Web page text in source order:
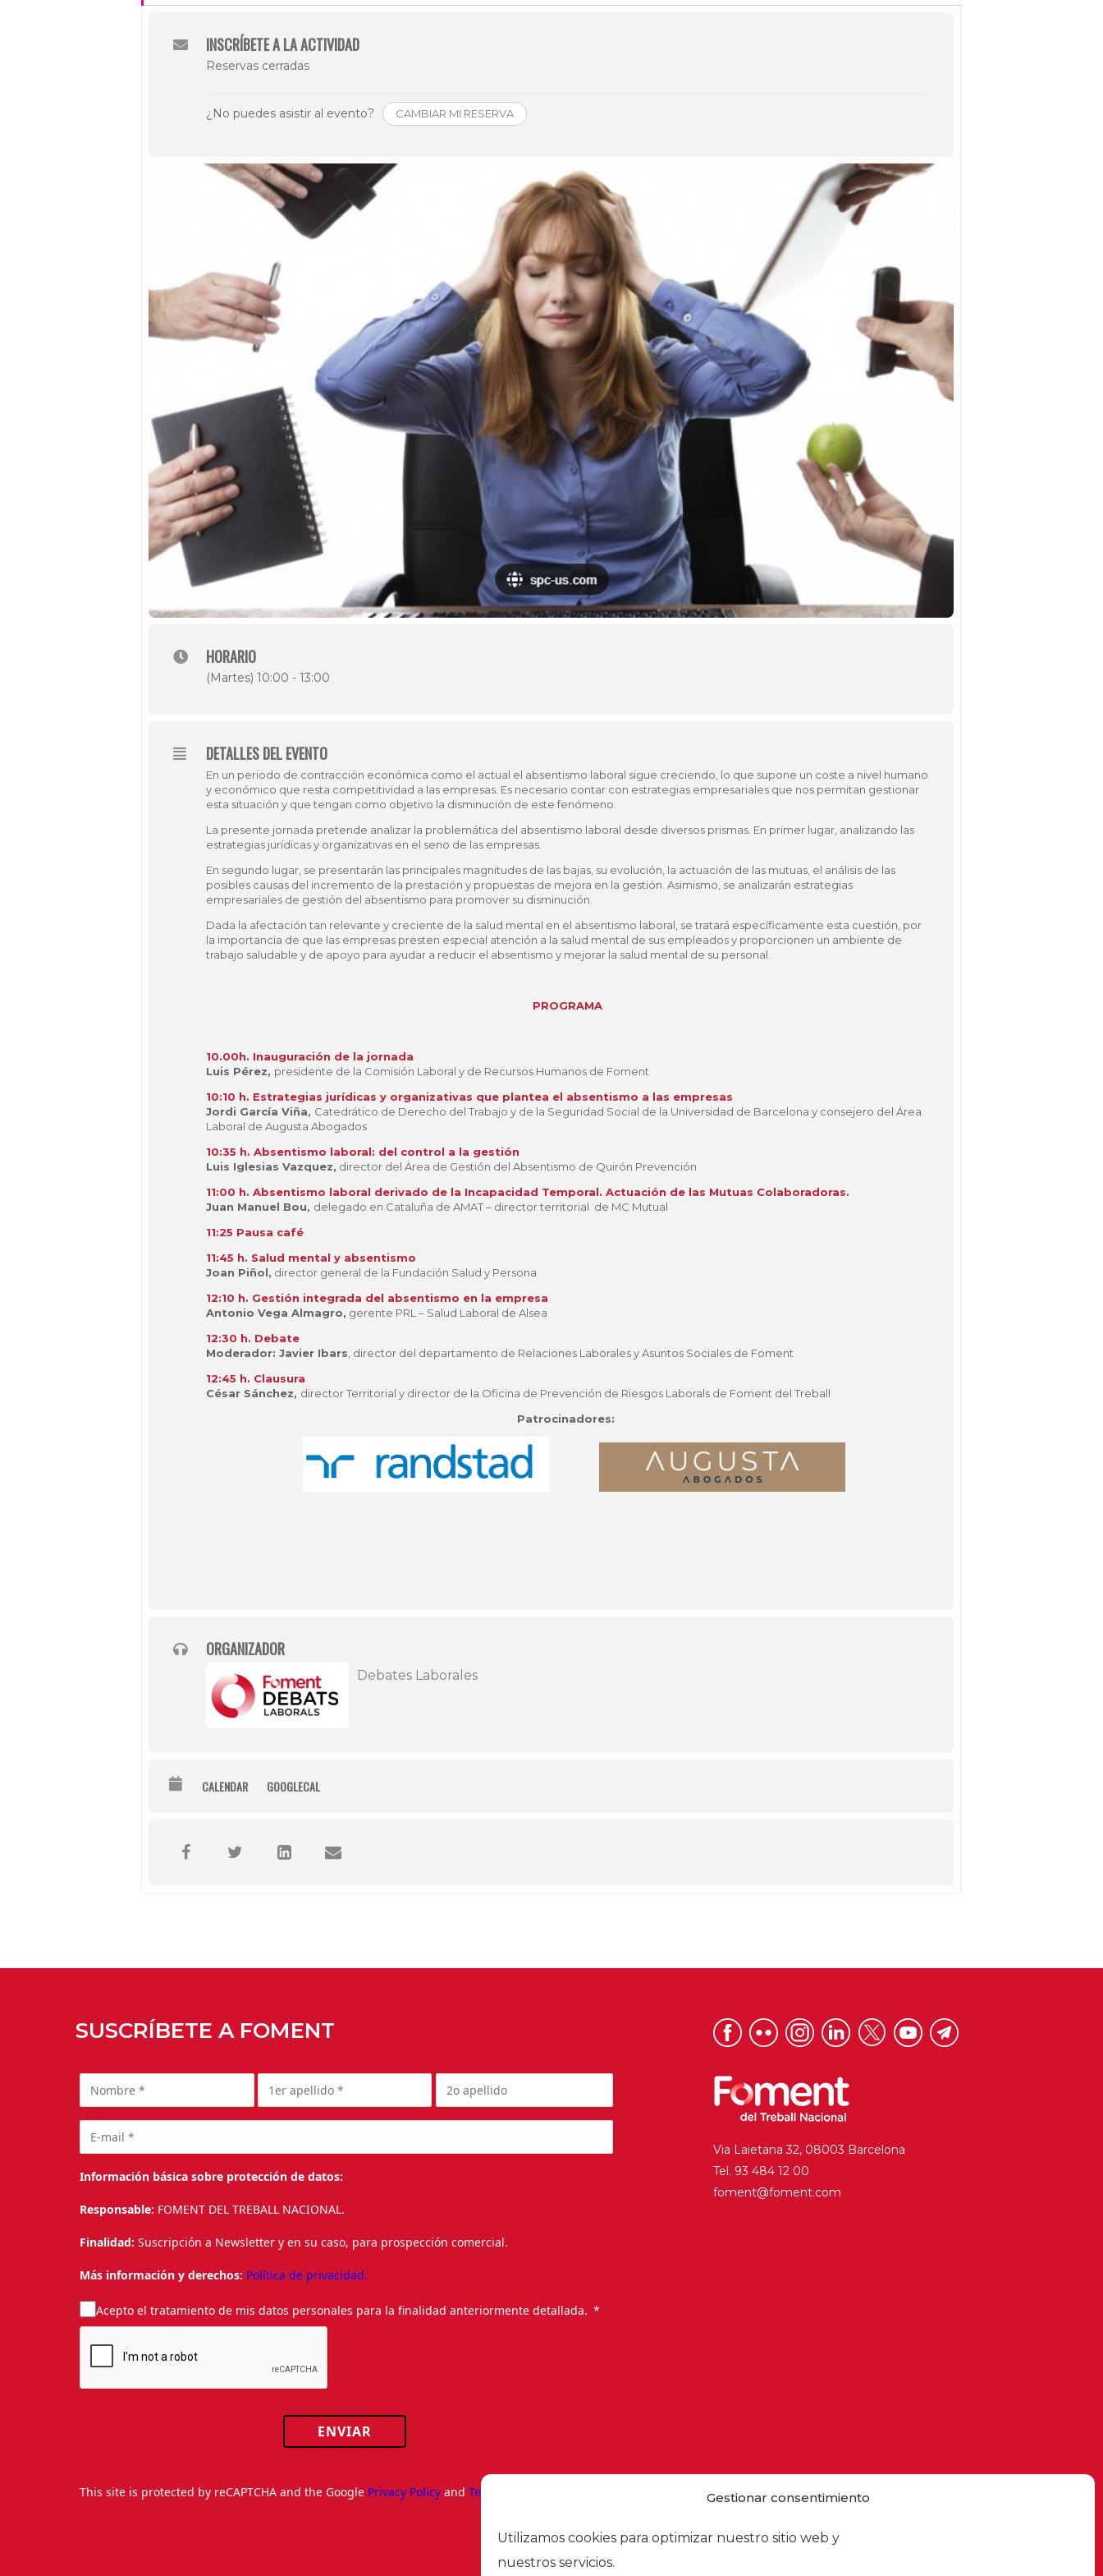
Gestionar consentimiento
Utilizamos cookies para optimizar nuestro sitio web y
nuestros servicios.
INSCRÍBETE A LA ACTIVIDAD
Reservas cerradas
¿No puedes asistir al evento? CAMBIAR MI RESERVA
HORARIO
(Martes) 10:00 - 13:00
DETALLES DEL EVENTO
En un periodo de contracción económica como el actual el absentismo laboral sigue creciendo, lo que supone un coste a nivel humano
y económico que resta competitividad a las empresas. Es necesario contar con estrategias empresariales que nos permitan gestionar
esta situación y que tengan como objetivo la disminución de este fenómeno.
La presente jornada pretende analizar la problemática del absentismo laboral desde diversos prismas. En primer lugar, analizando las
estrategias jurídicas y organizativas en el seno de las empresas.
En segundo lugar, se presentarán las principales magnitudes de las bajas, su evolución, la actuación de las mutuas, el análisis de las
posibles causas del incremento de la prestación y propuestas de mejora en la gestión. Asimismo, se analizarán estrategias
empresariales de gestión del absentismo para promover su disminución.
Dada la afectación tan relevante y creciente de la salud mental en el absentismo laboral, se tratará específicamente esta cuestión, por
la importancia de que las empresas presten especial atención a la salud mental de sus empleados y proporcionen un ambiente de
trabajo saludable y de apoyo para ayudar a reducir el absentismo y mejorar la salud mental de su personal.
PROGRAMA
10.00h. Inauguración de la jornada
Luis Pérez, presidente de la Comisión Laboral y de Recursos Humanos de Foment
10:10 h. Estrategias jurídicas y organizativas que plantea el absentismo a las empresas
Jordi García Viña, Catedrático de Derecho del Trabajo y de la Seguridad Social de la Universidad de Barcelona y consejero del Área
Laboral de Augusta Abogados
10:35 h. Absentismo laboral: del control a la gestión
Luis Iglesias Vazquez, director del Área de Gestión del Absentismo de Quirón Prevención
11:00 h. Absentismo laboral derivado de la Incapacidad Temporal. Actuación de las Mutuas Colaboradoras.
Juan Manuel Bou, delegado en Cataluña de AMAT – director territorial de MC Mutual
11:25 Pausa café
11:45 h. Salud mental y absentismo
Joan Piñol, director general de la Fundación Salud y Persona
12:10 h. Gestión integrada del absentismo en la empresa
Antonio Vega Almagro, gerente PRL – Salud Laboral de Alsea
12:30 h. Debate
Moderador: Javier Ibars , director del departamento de Relaciones Laborales y Asuntos Sociales de Foment
12:45 h. Clausura
César Sánchez, director Territorial y director de la Oficina de Prevención de Riesgos Laborals de Foment del Treball
Patrocinadores:
ORGANIZADOR
Debates Laborales
CALENDAR GOOGLECAL
SUSCRÍBETE A FOMENT
Información básica sobre protección de datos:
Responsable: FOMENT DEL TREBALL NACIONAL.
Finalidad: Suscripción a Newsletter y en su caso, para prospección comercial.
Más información y derechos: Política de privacidad.
Acepto el tratamiento de mis datos personales para la finalidad anteriormente detallada.
ENVIAR
This site is protected by reCAPTCHA and the Google Privacy Policy andTerms of Service
Via Laietana 32, 08003 Barcelona
Tel. 93 484 12 00
foment@foment.com